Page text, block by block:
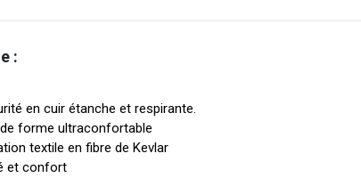
:
en cuir étanche et respirante.
forme ultraconfortable
textile en fibre de Kevlar
et confort